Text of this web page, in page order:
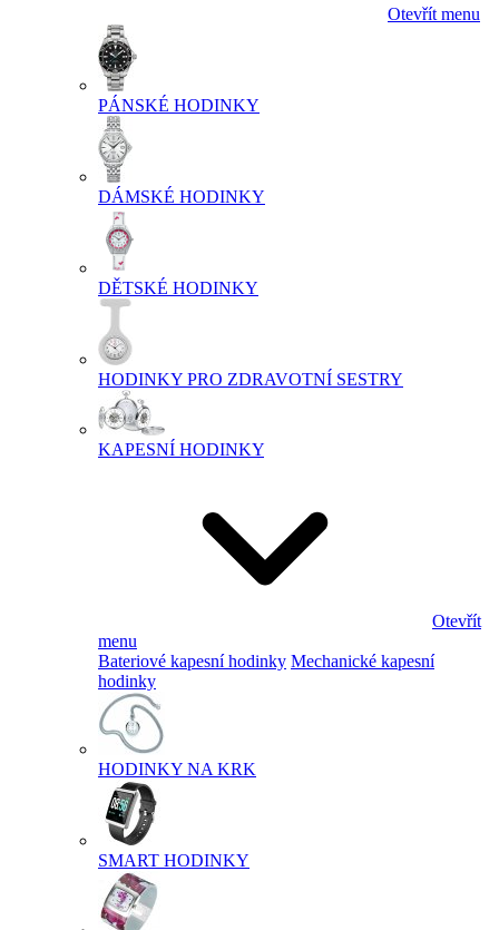
Otevřít menu
PÁNSKÉ HODINKY
DÁMSKÉ HODINKY
DĚTSKÉ HODINKY
HODINKY PRO ZDRAVOTNÍ SESTRY
KAPESNÍ HODINKY
Otevřít
menu
Bateriové kapesní hodinky Mechanické kapesní
hodinky
HODINKY NA KRK
SMART HODINKY